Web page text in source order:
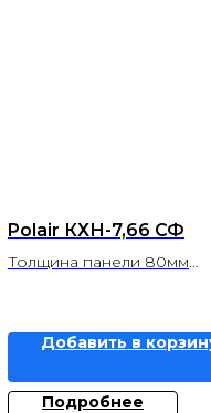
Polair КХН-7,66 СФ
Толщина панели 80мм
Добавить в
Подробнее